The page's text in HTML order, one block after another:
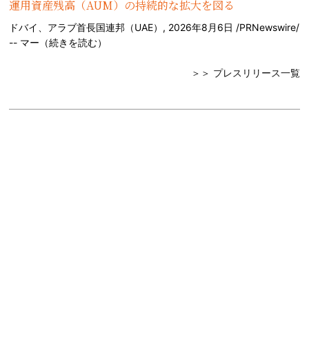
運用資産残高（AUM）の持続的な拡大を図る
ドバイ、アラブ首長国連邦（UAE）, 2026年8月6日 /PRNewswire/
-- マー（続きを読む）
＞＞ プレスリリース一覧